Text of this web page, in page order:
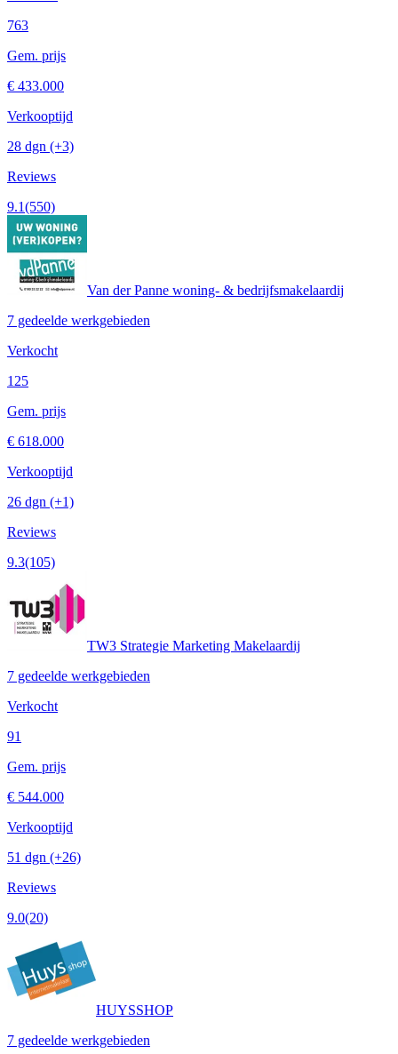
763
Gem. prijs
€ 433.000
Verkooptijd
28 dgn (+3)
Reviews
9.1(550)
Van der Panne woning- & bedrijfsmakelaardij
7 gedeelde werkgebieden
Verkocht
125
Gem. prijs
€ 618.000
Verkooptijd
26 dgn (+1)
Reviews
9.3(105)
TW3 Strategie Marketing Makelaardij
7 gedeelde werkgebieden
Verkocht
91
Gem. prijs
€ 544.000
Verkooptijd
51 dgn (+26)
Reviews
9.0(20)
HUYSSHOP
7 gedeelde werkgebieden